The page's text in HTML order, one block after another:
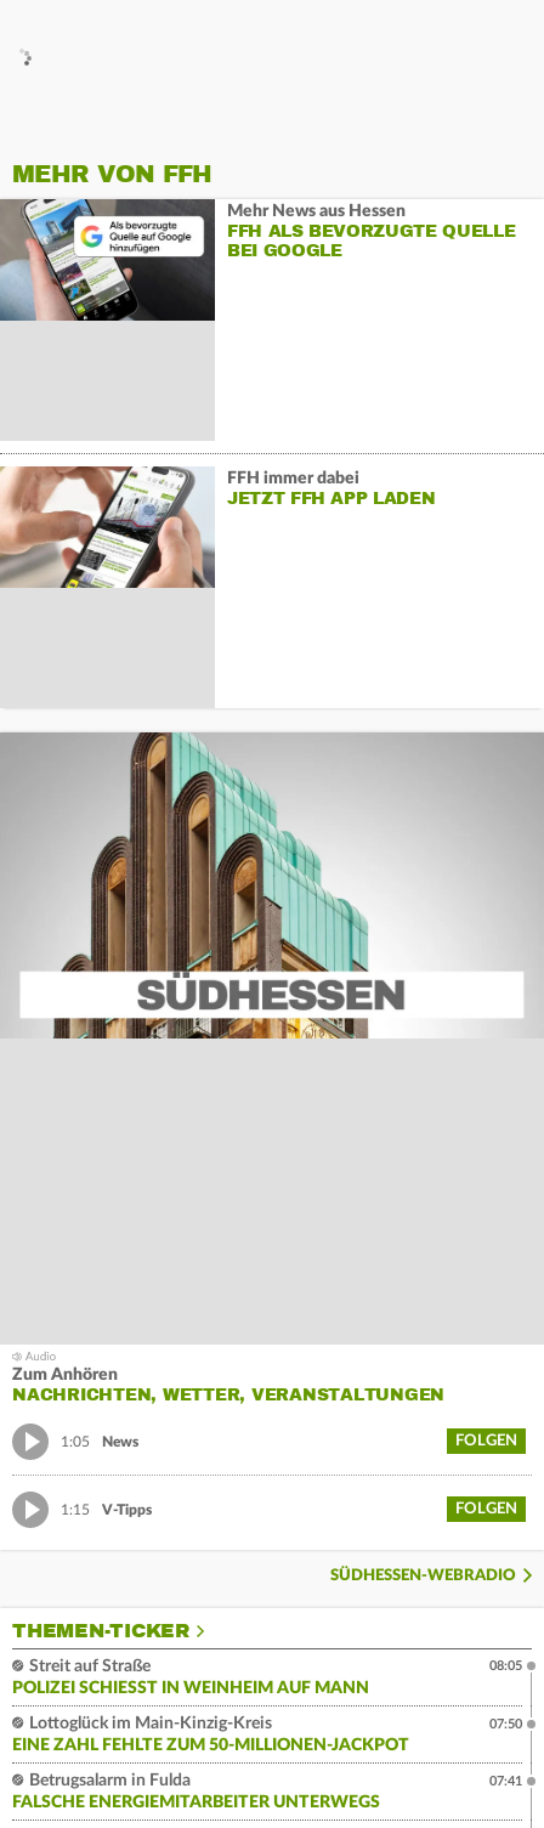
MEHR VON FFH
Mehr News aus Hessen
FFH ALS BEVORZUGTE QUELLE
BEI GOOGLE
FFH immer dabei
JETZT FFH APP LADEN
Zum Anhören
NACHRICHTEN, WETTER, VERANSTALTUNGEN
1:05 News FOLGEN
1:15 V-Tipps FOLGEN
SÜDHESSEN-WEBRADIO
THEMEN-TICKER
Streit auf Straße
POLIZEI SCHIESST IN WEINHEIM AUF MANN
08:05
Lottoglück im Main-Kinzig-Kreis
EINE ZAHL FEHLTE ZUM 50-MILLIONEN-JACKPOT
07:50
Betrugsalarm in Fulda
FALSCHE ENERGIEMITARBEITER UNTERWEGS
07:41